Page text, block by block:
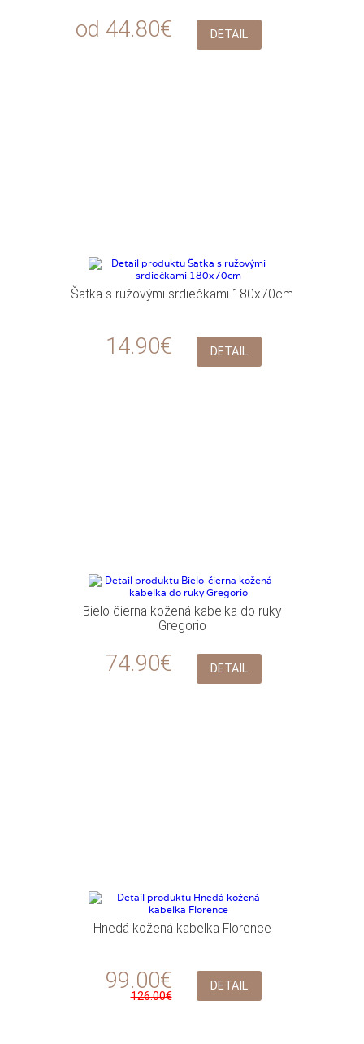
od 44.80€ DETAIL
Šatka s ružovými srdiečkami 180x70cm
14.90€ DETAIL
Bielo-čierna kožená kabelka do ruky
Gregorio
74.90€ DETAIL
Hnedá kožená kabelka Florence
99.00€
126.00€
DETAIL